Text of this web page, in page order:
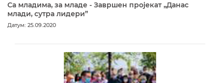
Са младима, за младе - Завршен пројекат „Данас
млади, сутра лидери”
Датум: 25.09.2020